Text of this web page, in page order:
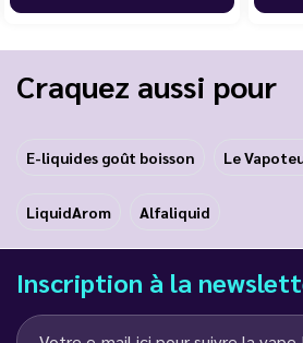
Craquez aussi pour
E-liquides goût boisson Le
LiquidArom Alfaliquid
Inscription à la